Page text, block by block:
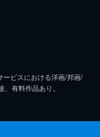
ビスにおける洋画/邦画/
有料作品あり。